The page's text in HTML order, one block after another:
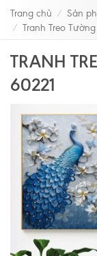
Trang chủ Sản
Tranh Treo
TRANH
60221